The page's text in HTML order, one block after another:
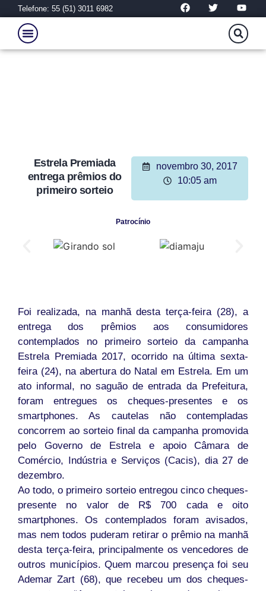
Telefone: 55 (51) 3011 6982
Estrela Premiada
entrega prêmios do
primeiro sorteio
novembro 30, 2017
10:05 am
Patrocínio
Foi realizada, na manhã desta terça-feira (28), a
entrega dos prêmios aos consumidores
contemplados no primeiro sorteio da campanha
Estrela Premiada 2017, ocorrido na última sexta-
feira (24), na abertura do Natal em Estrela. Em um
ato informal, no saguão de entrada da Prefeitura,
foram entregues os cheques-presentes e os
smartphones. As cautelas não contempladas
concorrem ao sorteio final da campanha promovida
pelo Governo de Estrela e apoio Câmara de
Comércio, Indústria e Serviços (Cacis), dia 27 de
dezembro.
Ao todo, o primeiro sorteio entregou cinco cheques-
presente no valor de R$ 700 cada e oito
smartphones. Os contemplados foram avisados,
mas nem todos puderam retirar o prêmio na manhã
desta terça-feira, principalmente os vencedores de
outros municípios. Quem marcou presença foi seu
Ademar Zart (68), que recebeu um dos cheques-